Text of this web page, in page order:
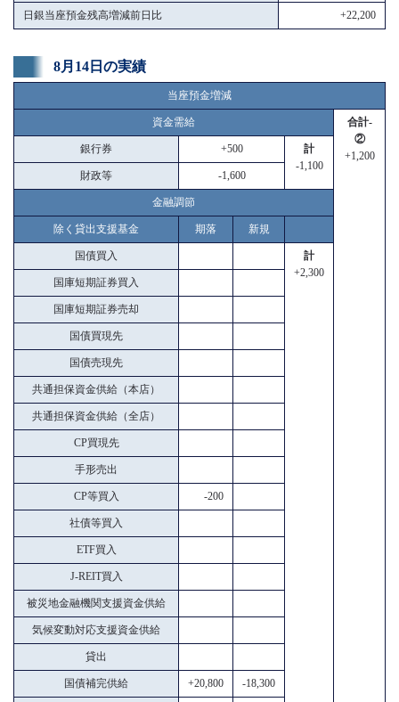
日銀当座預金残高増減前日比 +22,200
8月14日の実績
当座預金増減
資金需給
合計-
②
+1,200
銀行券 +500
計
-1,100
財政等 -1,600
金融調節
除く貸出支援基金 期落 新規
国債買入
計
+2,300
国庫短期証券買入
国庫短期証券売却
国債買現先
国債売現先
共通担保資金供給（本店）
共通担保資金供給（全店）
CP買現先
手形売出
CP等買入 -200
社債等買入
ETF買入
J-REIT買入
被災地金融機関支援資金供給
気候変動対応支援資金供給
貸出
国債補完供給 +20,800 -18,300